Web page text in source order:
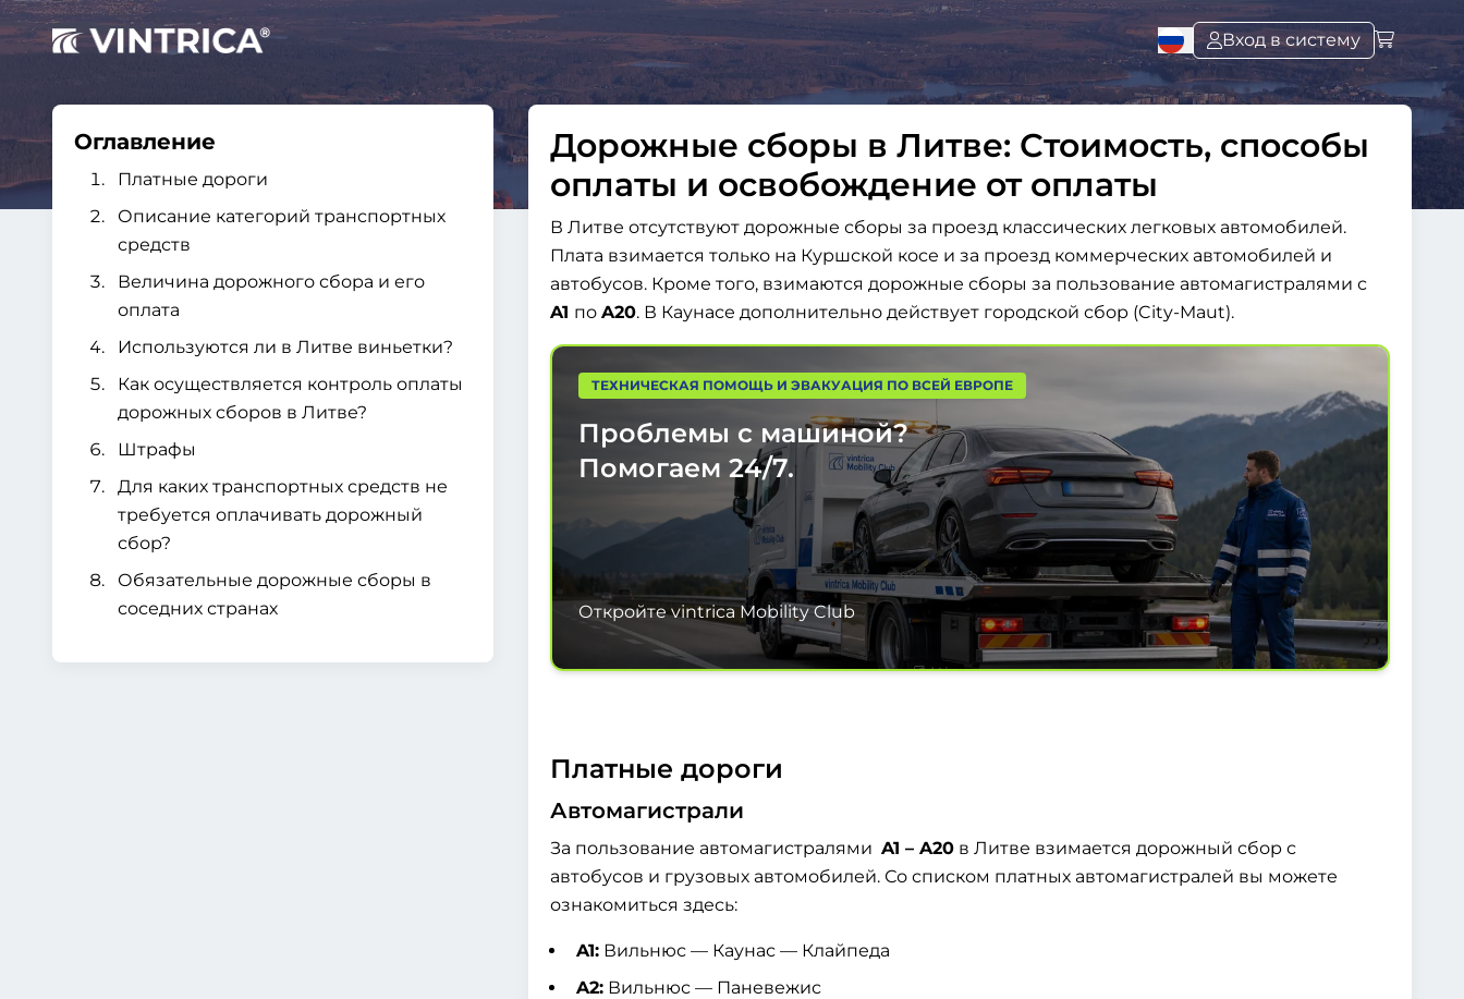
Вход в систему
Оглавление
Платные дороги
Описание категорий транспортных
средств
Величина дорожного сбора и его
оплата
Используются ли в Литве виньетки?
Как осуществляется контроль оплаты
дорожных сборов в Литве?
Штрафы
Для каких транспортных средств не
требуется оплачивать дорожный
сбор?
Обязательные дорожные сборы в
соседних странах
Дорожные сборы в Литве: Стоимость, способы
оплаты и освобождение от оплаты
В Литве отсутствуют дорожные сборы за проезд классических легковых автомобилей.
Плата взимается только на Куршской косе и за проезд коммерческих автомобилей и
автобусов. Кроме того, взимаются дорожные сборы за пользование автомагистралями с
A1 поA20. В Каунасе дополнительно действует городской сбор (City-Maut).
ТЕХНИЧЕСКАЯ ПОМОЩЬ И ЭВАКУАЦИЯ ПО ВСЕЙ ЕВРОПЕ
Проблемы с машиной?
Помогаем24/7.
Откройте vintrica Mobility Club
Платные дороги
Автомагистрали
За пользование автомагистралямиA1 – A20 в Литве взимается дорожный сбор с
автобусов и грузовых автомобилей. Со списком платных автомагистралей вы можете
ознакомиться здесь:
A1: Вильнюс — Каунас — Клайпеда
A2: Вильнюс — Паневежис